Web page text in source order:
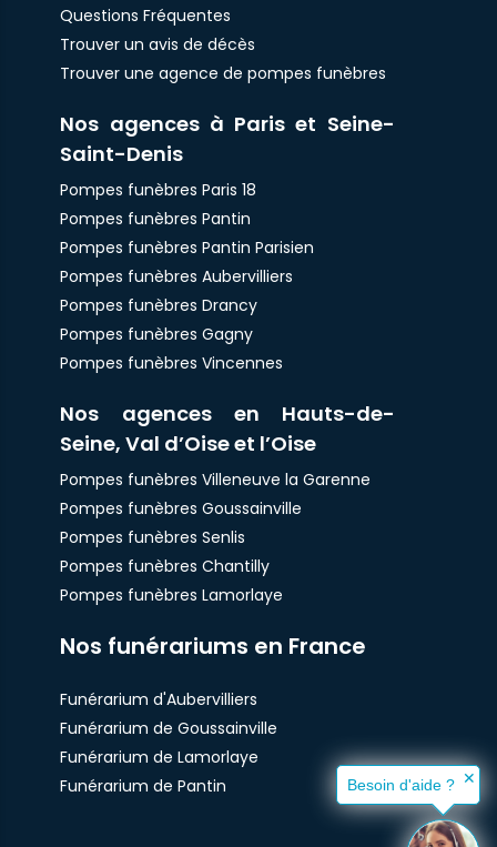
Questions Fréquentes
Trouver un avis de décès
Trouver une agence de pompes funèbres
Nos agences à Paris et Seine-
Saint-Denis
Pompes funèbres Paris 18
Pompes funèbres Pantin
Pompes funèbres Pantin Parisien
Pompes funèbres Aubervilliers
Pompes funèbres Drancy
Pompes funèbres Gagny
Pompes funèbres Vincennes
Nos agences en Hauts-de-
Seine, Val d’Oise et l’Oise
Pompes funèbres Villeneuve la Garenne
Pompes funèbres Goussainville
Pompes funèbres Senlis
Pompes funèbres Chantilly
Pompes funèbres Lamorlaye
Nos funérariums en France
Funérarium d'Aubervilliers
Funérarium de Goussainville
Funérarium de Lamorlaye
Funérarium de Pantin
Besoin d'aide ? ✕